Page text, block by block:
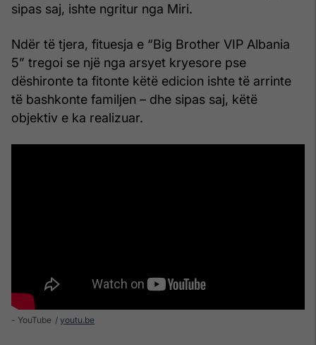
sipas saj, ishte ngritur nga Miri.
Ndër të tjera, fituesja e “Big Brother VIP Albania
5” tregoi se një nga arsyet kryesore pse
dëshironte ta fitonte këtë edicion ishte të arrinte
të bashkonte familjen – dhe sipas saj, këtë
objektiv e ka realizuar.
- YouTube youtu.be